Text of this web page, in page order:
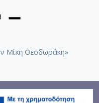
Μίκη Θεοδωράκη»